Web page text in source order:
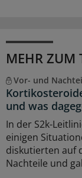
MEHR ZUM
Vor- und
und was
In der S2k-
einigen
diskutierten auf
Nachteile und